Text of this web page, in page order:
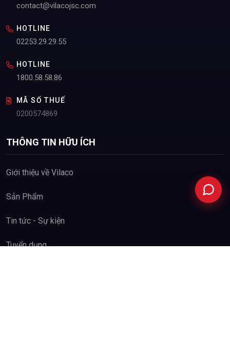
contact@vilacojsc.com
HOTLINE
02253.29.29.55
HOTLINE
1800.58.58.86
MÃ SỐ THUẾ
0200574869
THÔNG TIN HỮU ÍCH
Giới thiệu về Vilaco
Sản Phẩm
Tin tức - Sự kiện
Tuyển dụng